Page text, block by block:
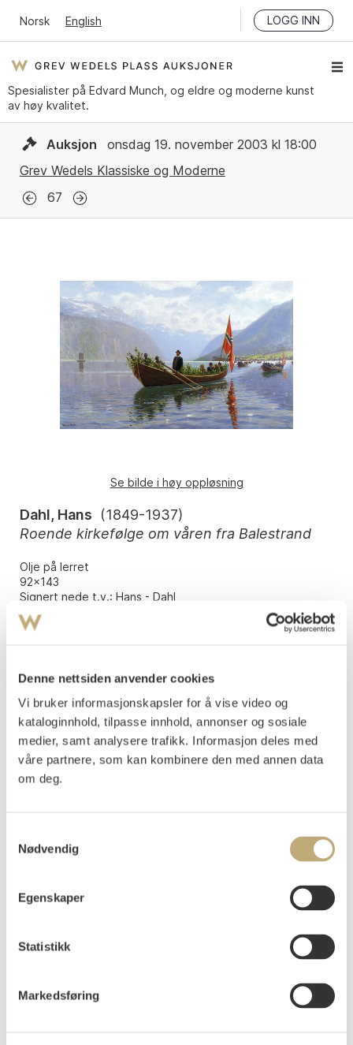
Denne nettsiden anvender cookies
Vi bruker informasjonskapsler for å vise video og
kataloginnhold, tilpasse innhold, annonser og sosiale
medier, samt analysere trafikk. Informasjon deles med
våre partnere, som kan kombinere den med annen data
om deg.
Nødvendig
Egenskaper
Statistikk
Markedsføring
Norsk English LOGG INN
Spesialister på Edvard Munch, og eldre og moderne kunst
av høy kvalitet.
Auksjon
onsdag 19. november 2003 kl 18:00
Grev Wedels Klassiske og Moderne
67
Se bilde i høy oppløsning
Dahl, Hans (1849-1937)
Roende kirkefølge om våren fra Balestrand
Olje på lerret
92x143
Signert nede t.v.: Hans - Dahl
Vurdering
Auksjonert onsdag 19. november 2003 kl 18:00
Usolgt
Balestrand lokale kirke, Tjugum kirke, befinner
seg på den andre siden av Esefjorden i forhold til
Balestrand. Det kan være 17. mai feiring
kunstneren her har villet fremstille med robåter
på vei til kirke. Kvikne Hotell kan ses i